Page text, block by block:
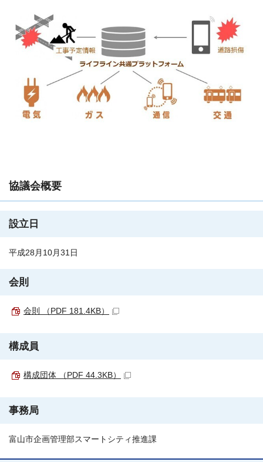
協議会概要
設立日
平成28月10月31日
会則
会則 （PDF 181.4KB）
構成員
構成団体 （PDF 44.3KB）
事務局
富山市企画管理部スマートシティ推進課